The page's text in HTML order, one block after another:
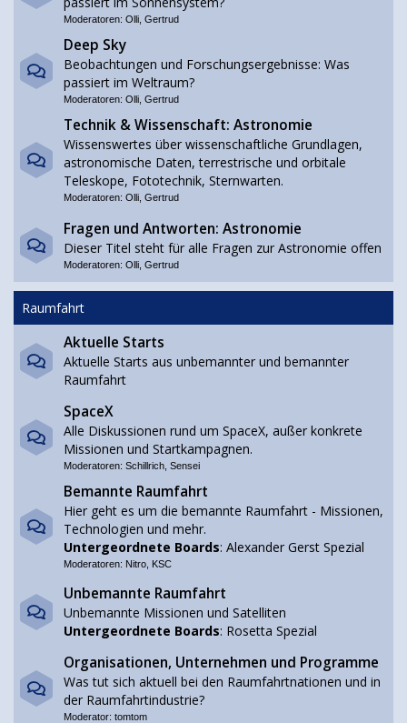
Moderatoren: Olli Gertrud
Deep Sky
Beobachtungen und Forschungsergebnisse: Was
passiert im Weltraum?
Moderatoren: Olli Gertrud
Technik & Wissenschaft: Astronomie
Wissenswertes über wissenschaftliche Grundlagen,
astronomische Daten, terrestrische und orbitale
Teleskope, Fototechnik, Sternwarten.
Moderatoren: Olli Gertrud
Fragen und Antworten: Astronomie
Dieser Titel steht für alle Fragen zur Astronomie offen
Moderatoren: Olli Gertrud
Raumfahrt
Aktuelle Starts
Aktuelle Starts aus unbemannter und bemannter
Raumfahrt
SpaceX
Alle Diskussionen rund um SpaceX, außer konkrete
Missionen und Startkampagnen.
Moderatoren: Schillrich Sensei
Bemannte Raumfahrt
Hier geht es um die bemannte Raumfahrt - Missionen,
Technologien und mehr.
Untergeordnete Boards: Alexander Gerst Spezial
Moderatoren: Nitro KSC
Unbemannte Raumfahrt
Unbemannte Missionen und Satelliten
Untergeordnete Boards: Rosetta Spezial
Organisationen, Unternehmen und Programme
Was tut sich aktuell bei den Raumfahrtnationen und in
der Raumfahrtindustrie?
Moderator: tomtom